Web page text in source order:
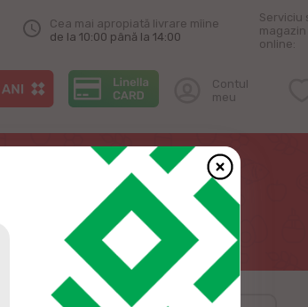
Cea mai apropiată livrare mîine
de la 10:00 până la 14:00
Serviciu
magazin
online:
Contul
meu